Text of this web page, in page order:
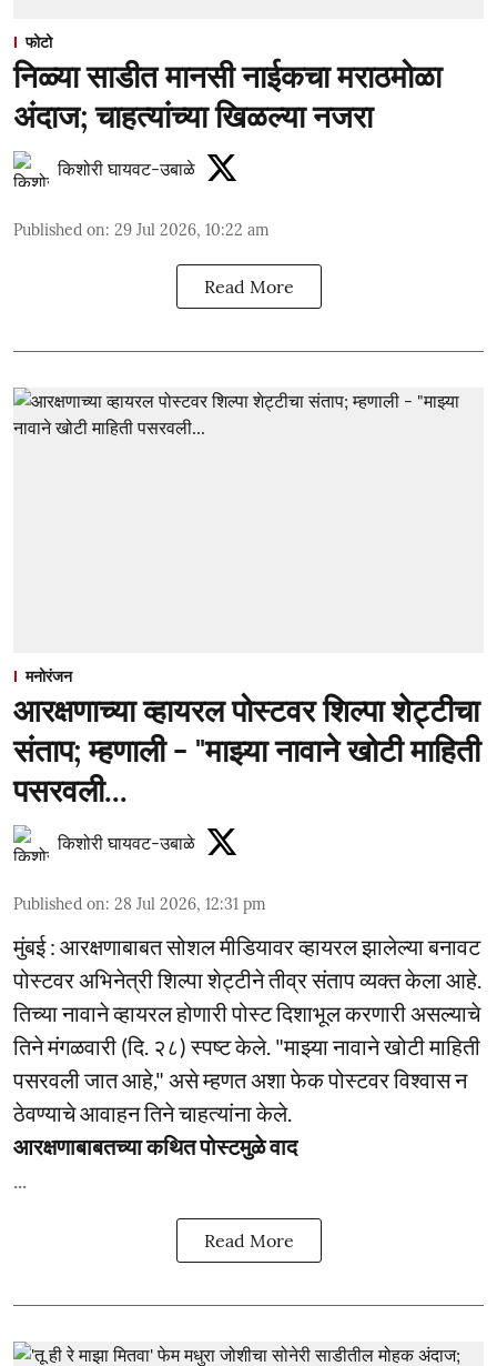
फोटो
निळ्या साडीत मानसी नाईकचा मराठमोळा
अंदाज; चाहत्यांच्या खिळल्या नजरा
किशोरी घायवट-उबाळे
Published on: 29 Jul 2026, 10:22 am
Read More
मनोरंजन
आरक्षणाच्या व्हायरल पोस्टवर शिल्पा शेट्टीचा
संताप; म्हणाली - "माझ्या नावाने खोटी माहिती
पसरवली...
किशोरी घायवट-उबाळे
Published on: 28 Jul 2026, 12:31 pm
मुंबई : आरक्षणाबाबत सोशल मीडियावर व्हायरल झालेल्या बनावट
पोस्टवर अभिनेत्री शिल्पा शेट्टीने तीव्र संताप व्यक्त केला आहे.
तिच्या नावाने व्हायरल होणारी पोस्ट दिशाभूल करणारी असल्याचे
तिने मंगळवारी (दि. २८) स्पष्ट केले. "माझ्या नावाने खोटी माहिती
पसरवली जात आहे," असे म्हणत अशा फेक पोस्टवर विश्वास न
ठेवण्याचे आवाहन तिने चाहत्यांना केले.
आरक्षणाबाबतच्या कथित पोस्टमुळे वाद
...
Read More